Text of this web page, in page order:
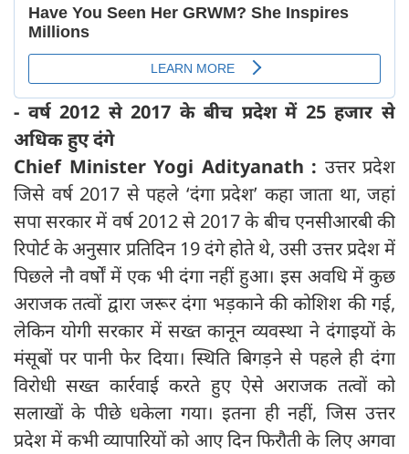
- वर्ष 2012 से 2017 के बीच प्रदेश में 25 हजार से
अधिक हुए दंगे
Chief Minister Yogi Adityanath : उत्तर प्रदेश
जिसे वर्ष 2017 से पहले ‘दंगा प्रदेश’ कहा जाता था, जहां
सपा सरकार में वर्ष 2012 से 2017 के बीच एनसीआरबी की
रिपोर्ट के अनुसार प्रतिदिन 19 दंगे होते थे, उसी उत्तर प्रदेश में
पिछले नौ वर्षों में एक भी दंगा नहीं हुआ। इस अवधि में कुछ
अराजक तत्वों द्वारा जरूर दंगा भड़काने की कोशिश की गई,
लेकिन योगी सरकार में सख्त कानून व्यवस्था ने दंगाइयों के
मंसूबों पर पानी फेर दिया। स्थिति बिगड़ने से पहले ही दंगा
विरोधी सख्त कार्रवाई करते हुए ऐसे अराजक तत्वों को
सलाखों के पीछे धकेला गया। इतना ही नहीं, जिस उत्तर
प्रदेश में कभी व्यापारियों को आए दिन फिरौती के लिए अगवा